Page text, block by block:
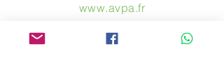
www.avpa.fr